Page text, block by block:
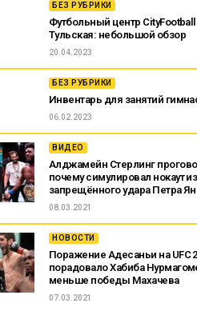
БЕЗ РУБРИКИ
Футбольный центр CityFootball
Тульская: небольшой обзор
20.04.2023
БЕЗ РУБРИКИ
Инвентарь для занятий
06.02.2023
ВИДЕО
Алджамейн Стерлинг
почему симулировал нокаут
запрещённого удара Петра
08.03.2021
НОВОСТИ
Поражение Адесаньи на UFC
порадовало Хабиба
меньше победы Махачева
07.03.2021